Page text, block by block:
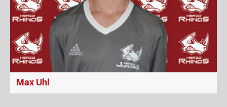
Max Uhl